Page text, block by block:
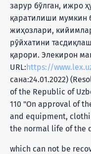
зарур бўлган, ижро
қаратилиши мумкин
жиҳозлари,
рўйхатини
қарори. Элекирон
URL:https://
сана:24.01.2022)
of the Republic of
110 "On approval of
and equipment,
the normal life of the
which can not be